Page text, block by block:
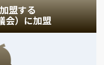
盟する
会）に加盟